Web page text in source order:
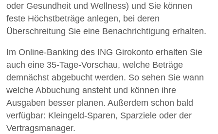
oder Gesundheit und Wellness) und Sie können
feste Höchstbeträge anlegen, bei deren
Überschreitung Sie eine Benachrichtigung erhalten.
Im Online-Banking des ING Girokonto erhalten Sie
auch eine 35-Tage-Vorschau, welche Beträge
demnächst abgebucht werden. So sehen Sie wann
welche Abbuchung ansteht und können ihre
Ausgaben besser planen. Außerdem schon bald
verfügbar: Kleingeld-Sparen, Sparziele oder der
Vertragsmanager.